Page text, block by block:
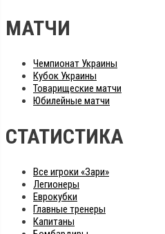
МАТЧИ
Чемпионат Украины
Кубок Украины
Товарищеские матчи
Юбилейные матчи
СТАТИСТИКА
Все игроки «Зари»
Легионеры
Еврокубки
Главные тренеры
Капитаны